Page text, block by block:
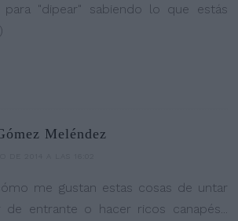
para "dipear" sabiendo lo que estás
Meléndez
me gustan estas cosas de untar
de entrante o hacer ricos canapés...